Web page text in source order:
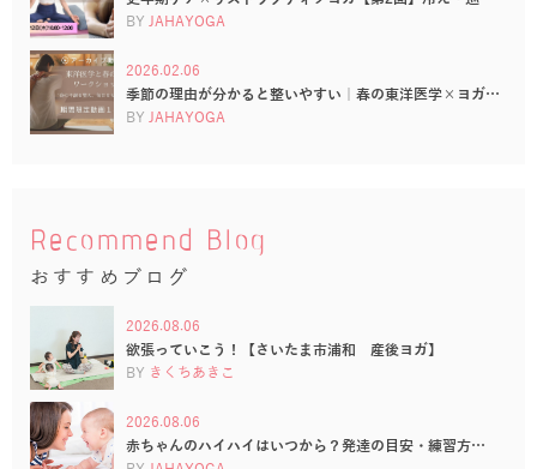
BY JAHAYOGA
2026.02.06
季節の理由が分かると整いやすい｜春の東洋医学×ヨガ…
BY JAHAYOGA
Recommend Blog
おすすめブログ
2026.08.06
欲張っていこう！【さいたま市浦和 産後ヨガ】
BY きくちあきこ
2026.08.06
赤ちゃんのハイハイはいつから？発達の目安・練習方…